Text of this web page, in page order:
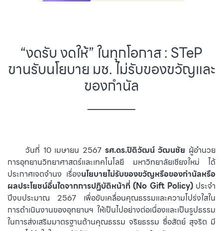
“งดรับ งดให้” ในทุกโอกาส : STeP
ขานรับนโยบาย มช. ไม่รับของขวัญและ
ของกำนัล
⠀⠀⠀วันที่ 10 เมษายน 2567 รศ.ดร.ปิติวัฒน์ วัฒนชัย ผู้อำนวย
การอุทยานวิทยาศาสตร์และเทคโนโลยี มหาวิทยาลัยเชียงใหม่ ได้
ประกาศเจตจำนง เรื่องนโยบายไม่รับของขวัญหรือของกำนัลหรือ
ผลประโยชน์อื่นใดจากการปฏิบัติหน้าที่ (No Gift Policy)ประจำ
ปีงบประมาณ 2567 เพื่อขับเคลื่อนคุณธรรมและความโปร่งใสใน
การดำเนินงานของอุทยานฯ ให้เป็นไปอย่างต่อเนื่องและเป็นรูปธรรม
ในการส่งเสริมมาตรฐานด้านคุณธรรม จริยธรรม ซื่อสัตย์ สุจริต มี